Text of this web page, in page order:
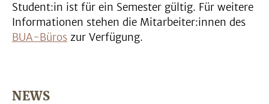
Student:in ist für ein Semester gültig. Für weitere
Informationen stehen die Mitarbeiter:innen des
BUA-Büros zur Verfügung.
NEWS